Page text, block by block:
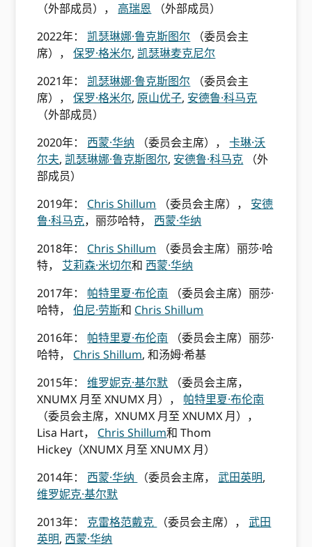
（外部成员）， 高瑞恩 （外部成员）
2022年： 凯瑟琳娜·鲁克斯图尔 （委员会主
席），保罗·格米尔, 凯瑟琳麦克尼尔
2021年： 凯瑟琳娜·鲁克斯图尔 （委员会主
席），保罗·格米尔, 原山优子, 安德鲁·科马克
（外部成员）
2020年： 西蒙·华纳 （委员会主席），卡琳·沃
尔夫, 凯瑟琳娜·鲁克斯图尔, 安德鲁·科马克 （外
部成员）
2019年： Chris Shillum （委员会主席）， 安德
鲁·科马克，丽莎哈特， 西蒙·华纳
2018年： Chris Shillum （委员会主席）丽莎·哈
特， 艾莉森·米切尔和 西蒙·华纳
2017年： 帕特里夏·布伦南 （委员会主席）丽莎·
哈特，伯尼·劳斯和 Chris Shillum
2016年： 帕特里夏·布伦南 （委员会主席）丽莎·
哈特， Chris Shillum, 和汤姆·希基
2015年：维罗妮克·基尔默 （委员会主席，
XNUMX 月至 XNUMX 月）， 帕特里夏·布伦南
（委员会主席，XNUMX 月至 XNUMX 月），
Lisa Hart， Chris Shillum和 Thom
Hickey（XNUMX 月至 XNUMX 月）
2014年： 西蒙·华纳 （委员会主席，武田英明,
维罗妮克·基尔默
2013年： 克雷格范戴克 （委员会主席），武田
英明, 西蒙·华纳